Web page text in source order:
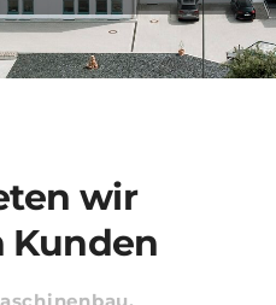
wir
Kunden